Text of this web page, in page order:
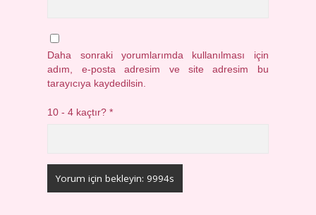
Daha sonraki yorumlarımda kullanılması için
adım, e-posta adresim ve site adresim bu
tarayıcıya kaydedilsin.
10 - 4 kaçtır?*